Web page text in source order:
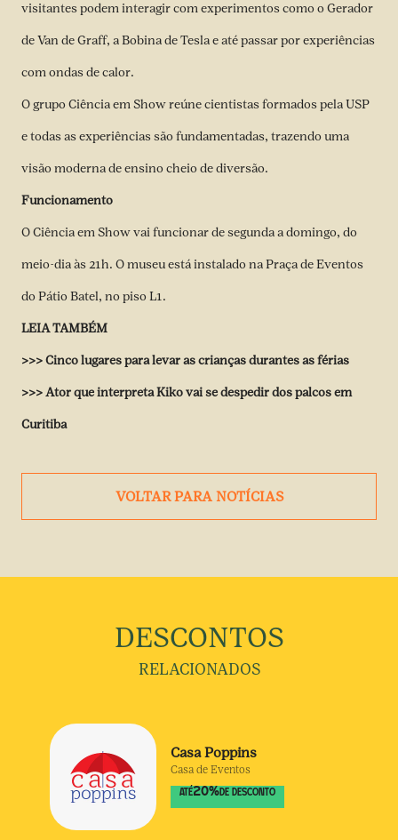
visitantes podem interagir com experimentos como o Gerador
de Van de Graff, a Bobina de Tesla e até passar por experiências
com ondas de calor.
O grupo Ciência em Show reúne cientistas formados pela USP
e todas as experiências são fundamentadas, trazendo uma
visão moderna de ensino cheio de diversão.
Funcionamento
O Ciência em Show vai funcionar de segunda a domingo, do
meio-dia às 21h. O museu está instalado na Praça de Eventos
do Pátio Batel, no piso L1.
LEIA TAMBÉM
>>>Cinco lugares para levar as crianças durantes as férias
>>>Ator que interpreta Kiko vai se despedir dos palcos em
Curitiba
VOLTAR PARA NOTÍCIAS
DESCONTOS
RELACIONADOS
Casa Poppins
Casa de Eventos
ATÉ20% DE DESCONTO